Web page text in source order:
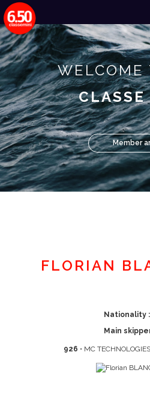
WELCOME
Member
FLORIAN
Nationality :
Main
926 • MC